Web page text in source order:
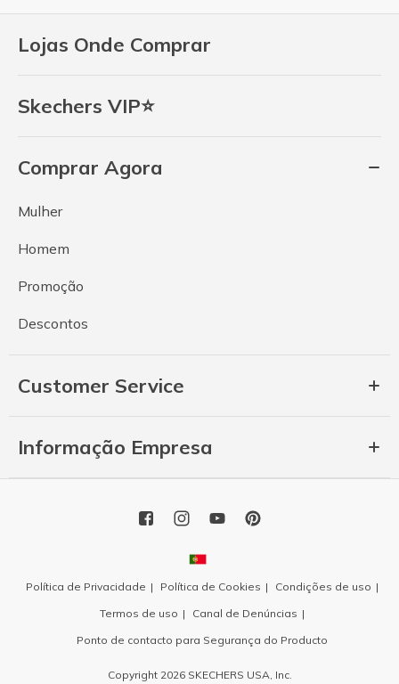
Lojas Onde Comprar
Skechers VIP⭐
Comprar Agora
Mulher
Homem
Promoção
Descontos
Customer Service
Informação Empresa
Política de Privacidade Política de Cookies
Condições de uso
Termos de uso
Canal de Denúncias
Ponto de contacto para Segurança do Producto
Copyright 2026 SKECHERS USA, Inc.